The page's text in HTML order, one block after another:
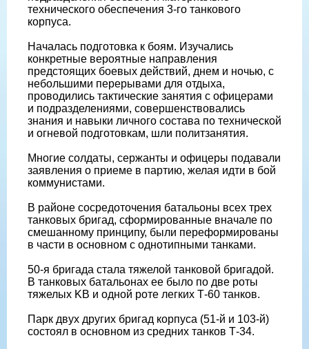
технического обеспечения 3-го танкового
корпуса.
Началась подготовка к боям. Изучались
конкретные вероятные направления
предстоящих боевых действий, днем и ночью, с
небольшими перерывами для отдыха,
проводились тактические занятия с офицерами
и подразделениями, совершенствовались
знания и навыки личного состава по технической
и огневой подготовкам, шли политзанятия.
Многие солдаты, сержанты и офицеры подавали
заявления о приеме в партию, желая идти в бой
коммунистами.
В районе сосредоточения батальоны всех трех
танковых бригад, сформированные вначале по
смешанному принципу, были переформированы
в части в основном с однотипными танками.
50-я бригада стала тяжелой танковой бригадой.
В танковых батальонах ее было по две роты
тяжелых KB и одной роте легких Т-60 танков.
Парк двух других бригад корпуса (51-й и 103-й)
состоял в основном из средних танков Т-34.